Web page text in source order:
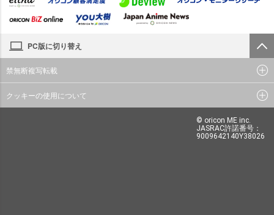
PC版に切り替え
禁無断複写転載
クッキーの使用について
© oricon ME inc.
JASRAC許諾番号：
9009642140Y38026